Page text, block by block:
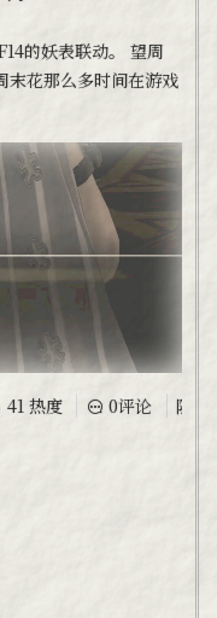
末花那么多时间在游戏
41 热度 0评论 随笔